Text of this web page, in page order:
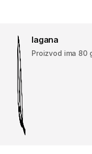
lagana
Proizvod ima 80